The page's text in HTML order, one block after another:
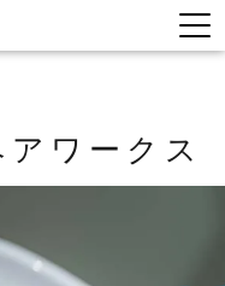
ワークス